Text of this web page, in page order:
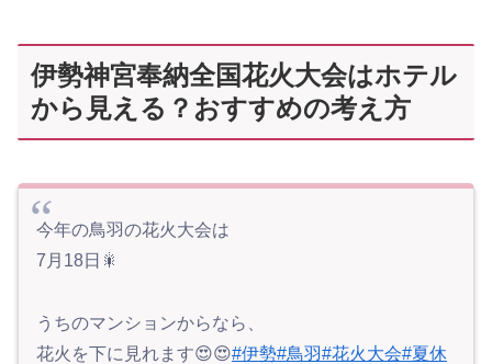
伊勢神宮奉納全国花火大会はホテル
から見える？おすすめの考え方
今年の鳥羽の花火大会は
7月18日🎇
うちのマンションからなら、
花火を下に見れます😍😍#伊勢#鳥羽#花火大会#夏休